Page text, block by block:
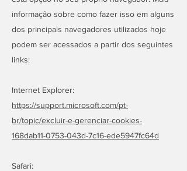
informação sobre como fazer isso em alguns
dos principais navegadores utilizados hoje
podem ser acessados a partir dos seguintes
links:
Internet Explorer:
https://support.microsoft.com/pt-
br/topic/excluir-e-gerenciar-cookies-
168dab11-0753-043d-7c16-ede5947fc64d
Safari: